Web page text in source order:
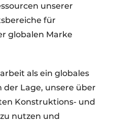
unserer
für
globalen Marke
als ein globales
der Lage, unsere über
Konstruktions- und
nutzen und